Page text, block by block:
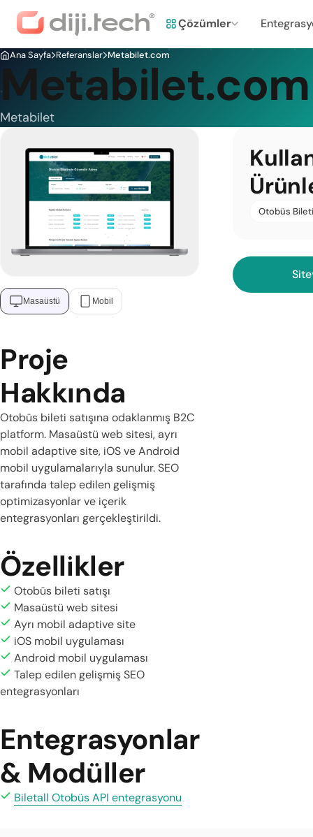
Çözümler
Ana Sayfa Referanslar Metabilet.com
Metabilet.com
Metabilet
Masaüstü Mobil
Proje
Hakkında
Otobüs bileti satışına odaklanmış B2C
platform. Masaüstü web sitesi, ayrı
mobil adaptive site, iOS ve Android
mobil uygulamalarıyla sunulur. SEO
tarafında talep edilen gelişmiş
optimizasyonlar ve içerik
entegrasyonları gerçekleştirildi.
Özellikler
Otobüs bileti satışı
Masaüstü web sitesi
Ayrı mobil adaptive site
iOS mobil uygulaması
Android mobil uygulaması
Talep edilen gelişmiş SEO
entegrasyonları
Entegrasyonlar
& Modüller
Biletall Otobüs API entegrasyonu
Otobüs Bileti